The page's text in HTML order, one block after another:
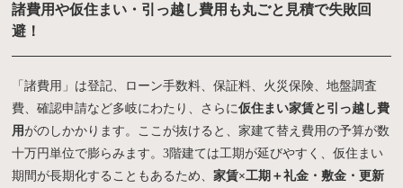
諸費用や仮住まい・引っ越し費用も丸ごと見積で失敗回
避！
「諸費用」は登記、ローン手数料、保証料、火災保険、地盤調査
費、確認申請など多岐にわたり、さらに仮住まい家賃と引っ越し費
用がのしかかります。ここが抜けると、家建て替え費用の予算が数
十万円単位で膨らみます。3階建ては工期が延びやすく、仮住まい
期間が長期化することもあるため、家賃×工期＋礼金・敷金・更新